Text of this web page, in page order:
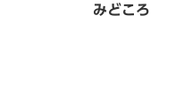
みどころ